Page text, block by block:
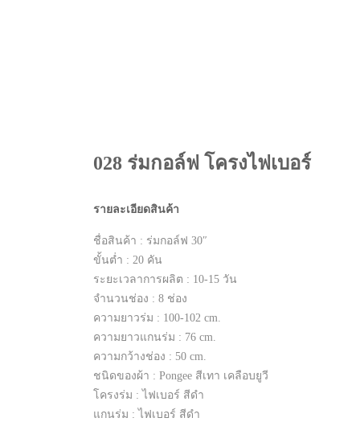
028 ร่มกอล์ฟ โครงไฟเบอร์
รายละเอียดสินค้า
ชื่อสินค้า : ร่มกอล์ฟ 30″
ขั้นต่ำ : 20 คัน
ระยะเวลาการผลิต : 10-15 วัน
จำนวนช่อง : 8 ช่อง
ความยาวร่ม : 100-102 cm.
ความยาวแกนร่ม : 76 cm.
ความกว้างช่อง : 50 cm.
ชนิดของผ้า : Pongee สีเทา เคลือบยูวี
โครงร่ม : ไฟเบอร์ สีดำ
แกนร่ม : ไฟเบอร์ สีดำ